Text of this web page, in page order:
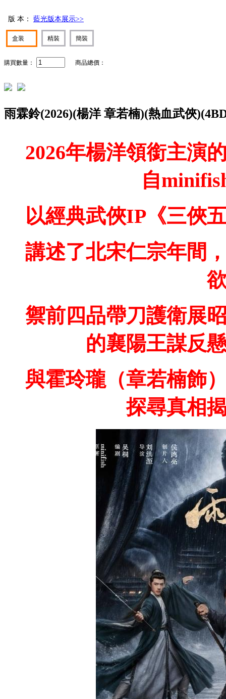
版 本： 藍光版本展示>>
盒装 精裝 簡裝
購買數量： 商品總價：
雨霖鈴(2026)(楊洋 章若楠)(熱血武俠
2026年楊洋領銜主演
自
以經典武俠IP《三俠
講述了北宋仁宗年間
禦前四品帶刀護衛展
的襄陽王謀反
與霍玲瓏（章若楠飾
探尋真相